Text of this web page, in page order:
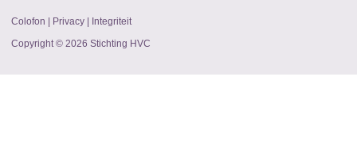
Colofon | Privacy| Integriteit
Copyright © 2026 Stichting HVC